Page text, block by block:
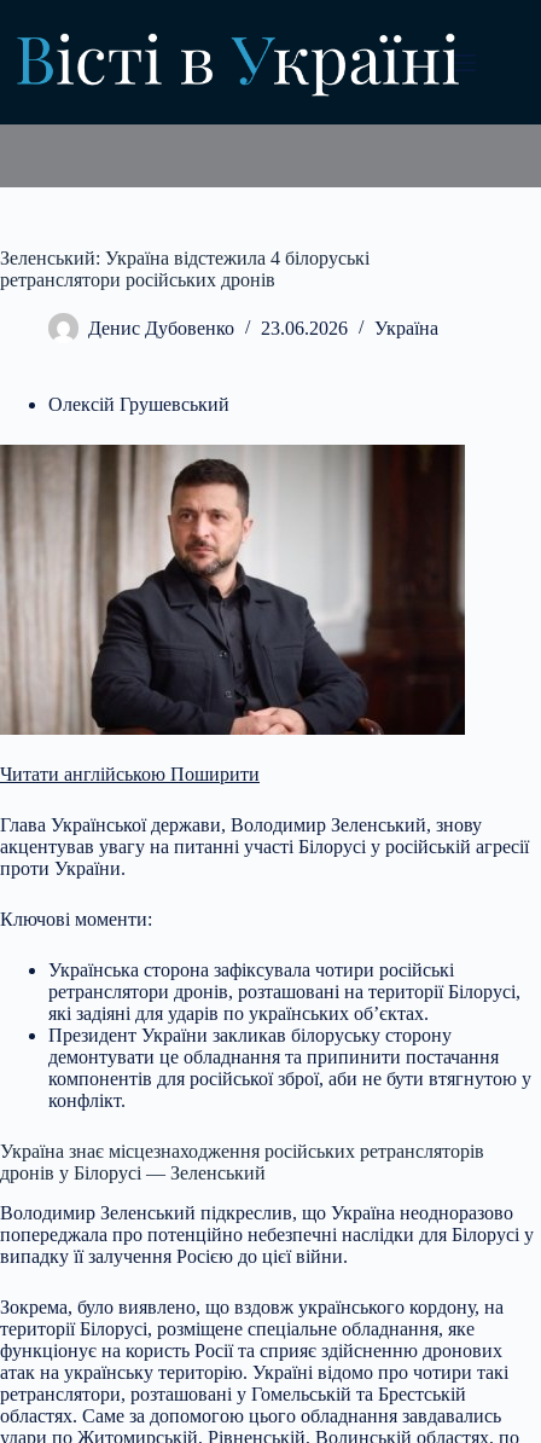
вмісту
Зеленський: Україна відстежила 4 білоруські
ретранслятори російських дронів
Денис Дубовенко 23.06.2026 Україна
Олексій Грушевський
Читати англійською Поширити
Глава Української держави, Володимир Зеленський, знову
акцентував увагу на питанні участі Білорусі у російській агресії
проти України.
Ключові моменти:
Українська сторона зафіксувала чотири російські
ретранслятори дронів, розташовані на території Білорусі,
які задіяні для ударів по українських об’єктах.
Президент України закликав білоруську сторону
демонтувати це обладнання та припинити постачання
компонентів для російської зброї, аби не бути втягнутою у
конфлікт.
Україна знає місцезнаходження російських ретрансляторів
дронів у Білорусі — Зеленський
Володимир Зеленський підкреслив, що Україна неодноразово
попереджала про потенційно небезпечні наслідки для Білорусі у
випадку її залучення Росією до цієї війни.
Зокрема, було виявлено, що вздовж українського кордону, на
території Білорусі, розміщене спеціальне обладнання, яке
функціонує на користь Росії та сприяє здійсненню дронових
атак на українську територію. Україні відомо про чотири такі
ретранслятори, розташовані у Гомельській та Брестській
областях. Саме за допомогою цього обладнання завдавались
удари по Житомирській, Рівненській, Волинській областях, по